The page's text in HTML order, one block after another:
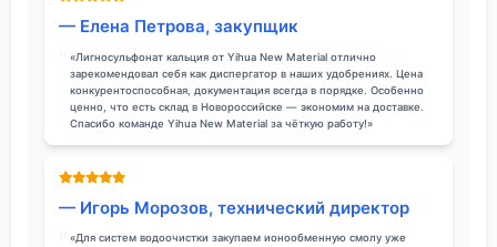
— Елена Петрова, закупщик
«Лигносульфонат кальция от Yihua New Material отлично
зарекомендовал себя как диспергатор в наших удобрениях. Цена
конкурентоспособная, документация всегда в порядке. Особенно
ценно, что есть склад в Новороссийске — экономим на доставке.
Спасибо команде Yihua New Material за чёткую работу!»
— Игорь Морозов, технический директор
«Для систем водоочистки закупаем ионообменную смолу уже